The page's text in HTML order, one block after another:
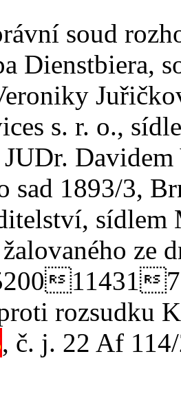
soud
Dienstbiera,
s. r. o.,
JUDr.
sad 1893/3,
sídlem
ze
11431
rozsudku
, č. j. 22 Af